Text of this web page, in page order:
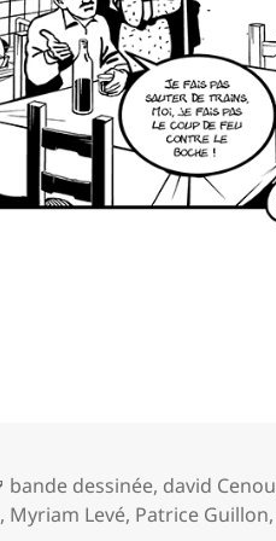
Mots-
clés
bande dessinée, david Cenou
, Myriam Levé, Patrice Guillon,